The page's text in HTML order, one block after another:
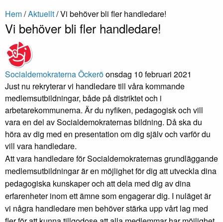
Hem/Aktuellt/Vi behöver bli fler handledare!
Vi behöver bli fler handledare!
Socialdemokraterna Öckeröonsdag 10 februari 2021
Just nu rekryterar vi handledare till våra kommande
medlemsutbildningar, både på distriktet och i
arbetarekommunerna. Är du nyfiken, pedagogisk och vill
vara en del av Socialdemokraternas bildning. Då ska du
höra av dig med en presentation om dig själv och varför du
vill vara handledare.
Att vara handledare för Socialdemokraternas grundläggande
medlemsutbildningar är en möjlighet för dig att utveckla dina
pedagogiska kunskaper och att dela med dig av dina
erfarenheter inom ett ämne som engagerar dig. I nuläget är
vi några handledare men behöver stärka upp vårt lag med